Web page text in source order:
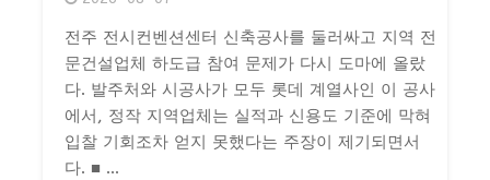
전주 전시컨벤션센터 신축공사를 둘러싸고 지역 전
문건설업체 하도급 참여 문제가 다시 도마에 올랐
다. 발주처와 시공사가 모두 롯데 계열사인 이 공사
에서, 정작 지역업체는 실적과 신용도 기준에 막혀
입찰 기회조차 얻지 못했다는 주장이 제기되면서
다. ■ ...